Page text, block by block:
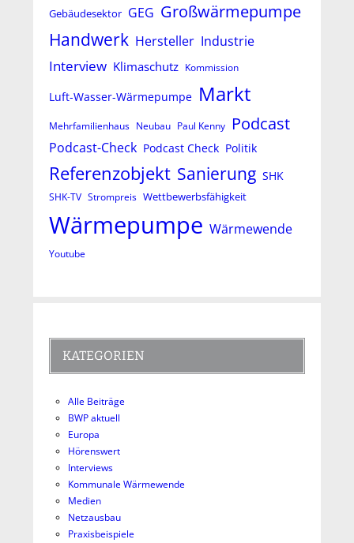
Gebäudesektor GEG Großwärmepumpe
Handwerk Hersteller Industrie
Interview Klimaschutz Kommission
Luft-Wasser-Wärmepumpe Markt
Mehrfamilienhaus Neubau Paul Kenny Podcast
Podcast-Check Podcast Check Politik
Referenzobjekt Sanierung SHK
SHK-TV Strompreis Wettbewerbsfähigkeit
Wärmepumpe Wärmewende
Youtube
KATEGORIEN
Alle Beiträge
BWP aktuell
Europa
Hörenswert
Interviews
Kommunale Wärmewende
Medien
Netzausbau
Praxisbeispiele